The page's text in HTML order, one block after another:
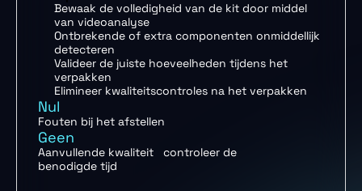
Bewaak de volledigheid van de kit door middel
van videoanalyse
Ontbrekende of extra componenten onmiddellijk
detecteren
Valideer de juiste hoeveelheden tijdens het
verpakken
Elimineer kwaliteitscontroles na het verpakken
Nul
Fouten bij het afstellen
Geen
Aanvullende kwaliteit controleer de
benodigde tijd